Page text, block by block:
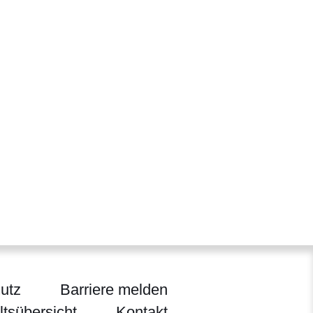
Barriere melden